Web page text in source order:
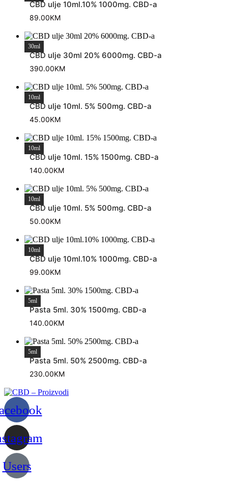
CBD ulje 10ml.10% 1000mg. CBD-a
89.00KM
30ml
CBD ulje 30ml 20% 6000mg. CBD-a
390.00KM
10ml
CBD ulje 10ml. 5% 500mg. CBD-a
45.00KM
10ml
CBD ulje 10ml. 15% 1500mg. CBD-a
140.00KM
10ml
CBD ulje 10ml. 5% 500mg. CBD-a
50.00KM
10ml
CBD ulje 10ml.10% 1000mg. CBD-a
99.00KM
5ml
Pasta 5ml. 30% 1500mg. CBD-a
140.00KM
5ml
Pasta 5ml. 50% 2500mg. CBD-a
230.00KM
Users